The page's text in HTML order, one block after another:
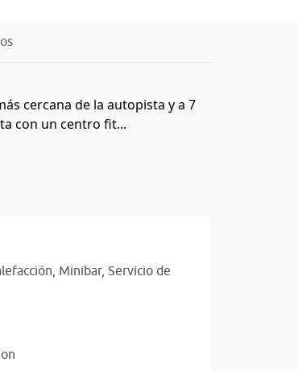
cercana de la autopista y a 7
con un centro fit...
Minibar,Servicio de